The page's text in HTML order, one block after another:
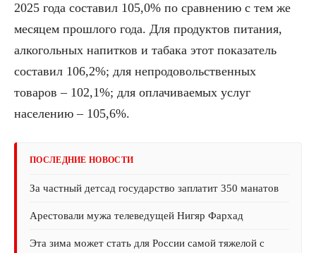
2025 года составил 105,0% по сравнению с тем же
месяцем прошлого года. Для продуктов питания,
алкогольных напитков и табака этот показатель
составил 106,2%; для непродовольственных
товаров – 102,1%; для оплачиваемых услуг
населению – 105,6%.
ПОСЛЕДНИЕ НОВОСТИ
За частный детсад государство заплатит 350 манатов
Арестовали мужа телеведущей Нигяр Фархад
Эта зима может стать для России самой тяжелой с